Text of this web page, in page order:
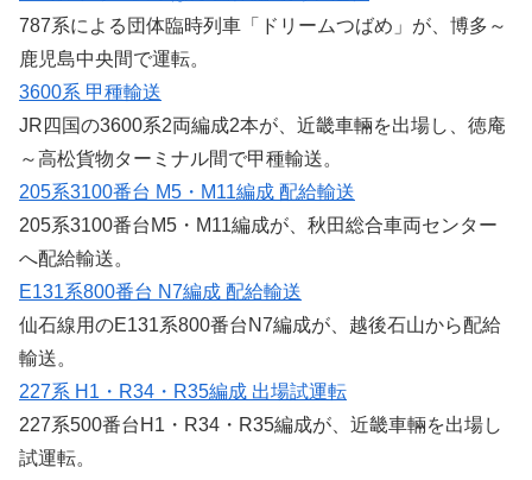
787系による団体臨時列車「ドリームつばめ」が、博多～
鹿児島中央間で運転。
3600系 甲種輸送
JR四国の3600系2両編成2本が、近畿車輛を出場し、徳庵
～高松貨物ターミナル間で甲種輸送。
205系3100番台 M5・M11編成 配給輸送
205系3100番台M5・M11編成が、秋田総合車両センター
へ配給輸送。
E131系800番台 N7編成 配給輸送
仙石線用のE131系800番台N7編成が、越後石山から配給
輸送。
227系 H1・R34・R35編成 出場試運転
227系500番台H1・R34・R35編成が、近畿車輛を出場し
試運転。